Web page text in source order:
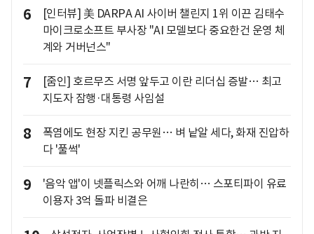
6
[인터뷰] 美 DARPA AI 사이버 챌린지 1위 이끈 김태수
마이크로소프트 부사장 "AI 모델보다 중요한건 운영 체
계와 거버넌스"
7
[줌인] 호르무즈 서명 앞두고 이란 리더십 증발… 최고
지도자 잠행·대통령 사임설
8
폭염에도 현장 지킨 공무원… 벼 낱알 세다, 화재 진압하
다 '풀썩'
9
'음악 앱'이 넷플릭스와 어깨 나란히… 스포티파이 유료
이용자 3억 돌파 비결은